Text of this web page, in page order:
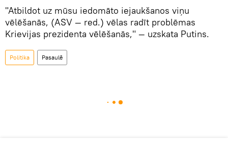
"Atbildot uz mūsu iedomāto iejaukšanos viņu
vēlēšanās, (ASV — red.) vēlas radīt problēmas
Krievijas prezidenta vēlēšanās," — uzskata Putins.
Politika Pasaulē